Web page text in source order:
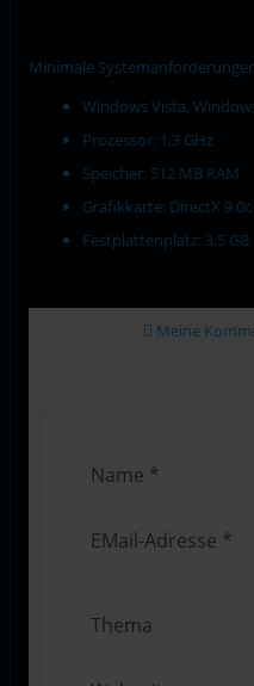
Minimale
Windows Vista,
Prozessor: 1,3 GHz
Speicher: 512 MB RAM
Grafikkarte: DirectX
Festplattenplatz: 3,5 GB
Meine